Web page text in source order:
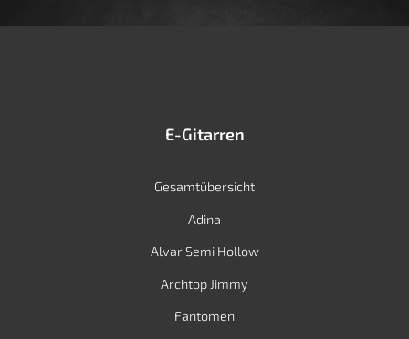
E-Gitarren
Gesamtübersicht
Adina
Alvar Semi Hollow
Archtop Jimmy
Fantomen